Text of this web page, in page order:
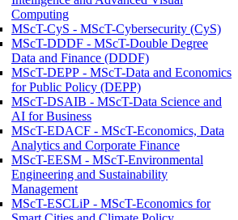
Computing
MScT-CyS - MScT-Cybersecurity (CyS)
MScT-DDDF - MScT-Double Degree
Data and Finance (DDDF)
MScT-DEPP - MScT-Data and Economics
for Public Policy (DEPP)
MScT-DSAIB - MScT-Data Science and
AI for Business
MScT-EDACF - MScT-Economics, Data
Analytics and Corporate Finance
MScT-EESM - MScT-Environmental
Engineering and Sustainability
Management
MScT-ESCLiP - MScT-Economics for